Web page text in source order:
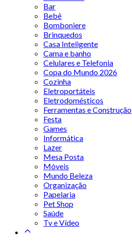
Bar
Bebê
Bomboniere
Brinquedos
Casa Inteligente
Cama e banho
Celulares e Telefonia
Copa do Mundo 2026
Cozinha
Eletroportáteis
Eletrodomésticos
Ferramentas e Construção
Festa
Games
Informática
Lazer
Mesa Posta
Móveis
Mundo Beleza
Organização
Papelaria
Pet Shop
Saúde
Tv e Vídeo